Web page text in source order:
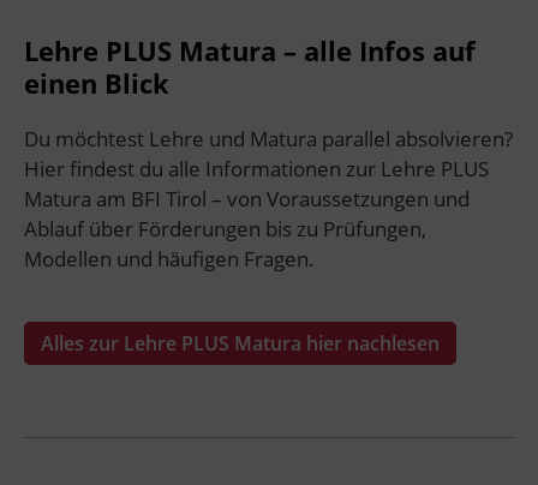
Lehre PLUS Matura – alle Infos auf
einen Blick
Du möchtest Lehre und Matura parallel absolvieren?
Hier findest du alle Informationen zur Lehre PLUS
Matura am BFI Tirol – von Voraussetzungen und
Ablauf über Förderungen bis zu Prüfungen,
Modellen und häufigen Fragen.
Alles zur Lehre PLUS Matura hier nachlesen